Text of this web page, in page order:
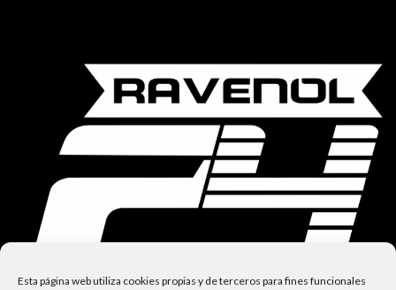
Esta página web utiliza cookies propias y de terceros para fines funcionales